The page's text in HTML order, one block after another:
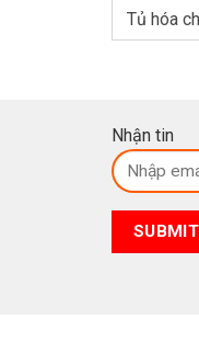
Tủ hóa
Nhận tin